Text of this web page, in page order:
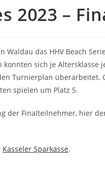
2023 –
Waldau das HHV Beach
konnten sich je
Turnierplan überarbeitet.
spielen um Platz 5.
der Finalteilnehmer, hier
Kasseler Sparkasse.